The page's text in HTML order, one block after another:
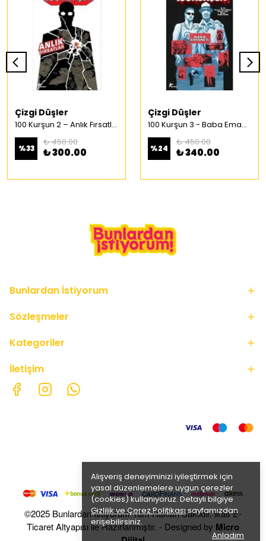
Alışveriş deneyiminizi iyileştirmek için
yasal düzenlemelere uygun çerezler
(cookies) kullanıyoruz. Detaylı bilgiye
Gizlilik ve Çerez Politikasısayfamızdan
erişebilirsiniz.
Anladım
Çizgi Düşler
100 Kurşun 2 – Anlık Fırsatlar Türkçe Çizgi Roman
%33
₺ 450.00
₺ 300.00
Çizgi Düşler
100 Kurşun 3 - Baba Emaneti Türkçe Çizgi Roman
%24
₺ 450.00
₺ 340.00
Bunlardan İstiyorum
Sözleşmeler
Kategoriler
İletişim
©2025 Bunlardan İstiyorum Tüm Hakları Saklıdır. ikas E-
Ticaret Altyapısı ile Hazırlanmıştır. - Designed by Micro